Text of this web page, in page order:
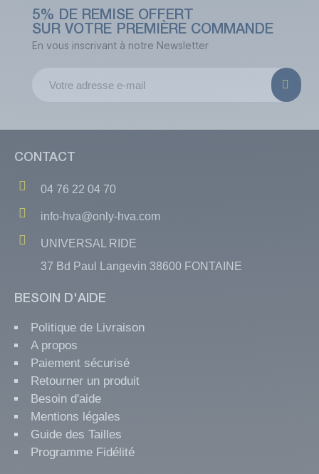
5% DE REMISE OFFERT
SUR VOTRE PREMIÈRE COMMANDE
En vous inscrivant à notre Newsletter
CONTACT
04 76 22 04 70
info-hva@only-hva.com
UNIVERSAL RIDE
37 Bd Paul Langevin 38600 FONTAINE
BESOIN D'AIDE
Politique de Livraison
A propos
Paiement sécurisé
Retourner un produit
Besoin d'aide
Mentions légales
Guide des Tailles
Programme Fidélité